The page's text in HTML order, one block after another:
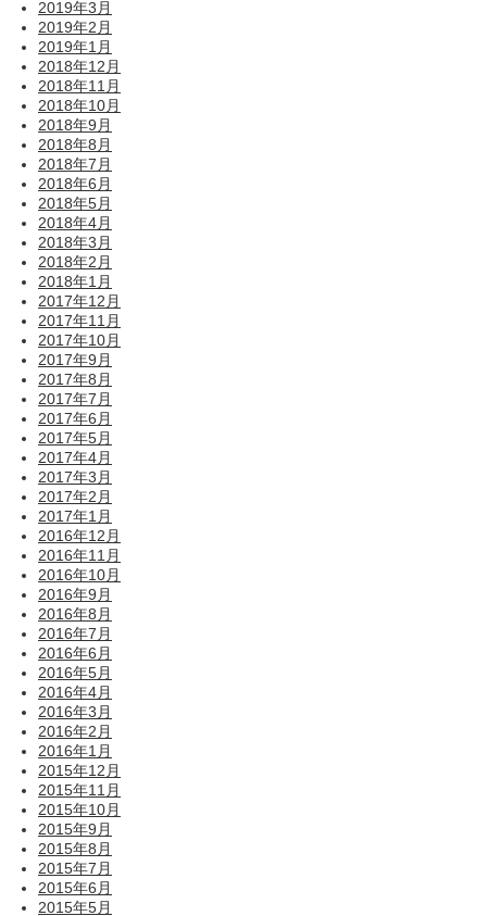
2019年3月
2019年2月
2019年1月
2018年12月
2018年11月
2018年10月
2018年9月
2018年8月
2018年7月
2018年6月
2018年5月
2018年4月
2018年3月
2018年2月
2018年1月
2017年12月
2017年11月
2017年10月
2017年9月
2017年8月
2017年7月
2017年6月
2017年5月
2017年4月
2017年3月
2017年2月
2017年1月
2016年12月
2016年11月
2016年10月
2016年9月
2016年8月
2016年7月
2016年6月
2016年5月
2016年4月
2016年3月
2016年2月
2016年1月
2015年12月
2015年11月
2015年10月
2015年9月
2015年8月
2015年7月
2015年6月
2015年5月